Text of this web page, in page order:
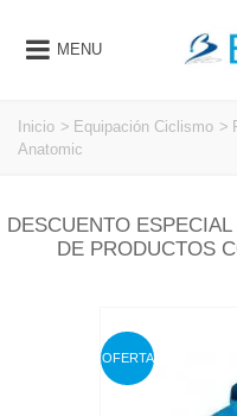
MENU
Inicio > Equipación Ciclismo >
Anatomic
DESCUENTO
DE PRODUCTOS
OFERTA